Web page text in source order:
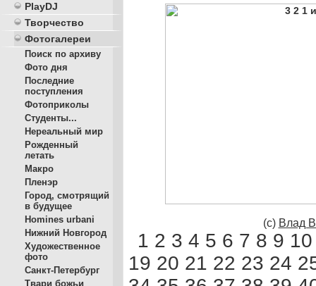
PlayDJ
Творчество
Фотогалереи
Поиск по архиву
Фото дня
Последние
поступления
Фотоприколы
Студенты...
Нереальный мир
Рожденный
летать
Макро
Пленэр
Город, смотрящий
в будущее
Homines urbani
Нижний Новгород
Художественное
фото
Санкт-Петербург
Твари божьи
(с) Влад
1 2 3 4 5 6 7 8 9 10
19 20 21 22 23 24